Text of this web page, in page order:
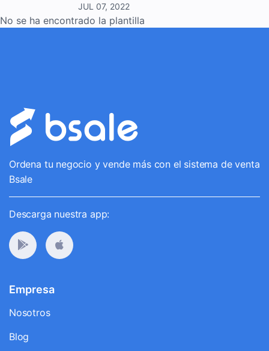
JUL 07, 2022
No se ha encontrado la plantilla
Ordena tu negocio y vende más con el sistema de venta
Bsale
Descarga nuestra app:
Empresa
Nosotros
Blog